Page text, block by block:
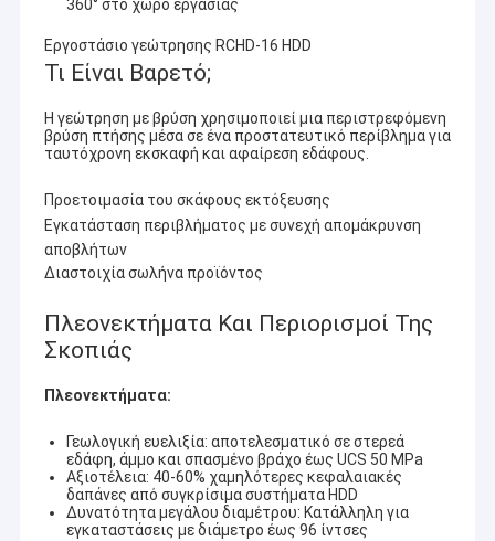
Εμφάνιση VR
Σχετικά με εμάς
360° στο χώρο εργασίας
Εργοστάσιο γεώτρησης RCHD-16 HDD
Τι Είναι Βαρετό;
Η γεώτρηση με βρύση χρησιμοποιεί μια περιστρεφόμενη
βρύση πτήσης μέσα σε ένα προστατευτικό περίβλημα για
ταυτόχρονη εκσκαφή και αφαίρεση εδάφους.
Προετοιμασία του σκάφους εκτόξευσης
Εγκατάσταση περιβλήματος με συνεχή απομάκρυνση
αποβλήτων
∆ιαστοιχία σωλήνα προϊόντος
Πλεονεκτήματα Και Περιορισμοί Της
Σκοπιάς
Πλεονεκτήματα:
Γεωλογική ευελιξία: αποτελεσματικό σε στερεά
εδάφη, άμμο και σπασμένο βράχο έως UCS 50 MPa
Αξιοτέλεια: 40-60% χαμηλότερες κεφαλαιακές
δαπάνες από συγκρίσιμα συστήματα HDD
Δυνατότητα μεγάλου διαμέτρου: Κατάλληλη για
εγκαταστάσεις με διάμετρο έως 96 ίντσες
στην ιστορικά φημισμένη πόλη Zhengzhou, επαρχία
Henan, Κίνα, έχει αφιερωθεί στο σχεδιασμό και την
κατασκευή γεωτρήσεις, αντλίες λάσπης,Συμπυκνωτές
αέρα, και εργαλεία γεώτρησης από την ίδρυσή της το
2010.η εταιρεία έχει σταδιακά καθιερώσει καλή φήμη και